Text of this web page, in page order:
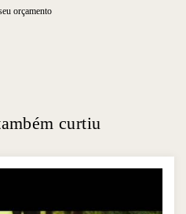
orçamento
curtiu